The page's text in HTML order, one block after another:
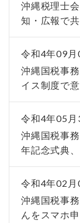
沖縄税理士
知・広報で
令和4年09月
沖縄国税事
イス制度で
令和4年05月
沖縄国税事
年記念式典
令和4年02月
沖縄国税事
んをスマホ